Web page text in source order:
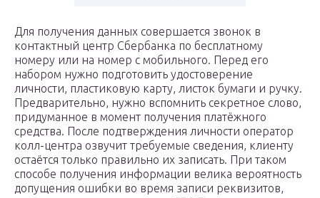
Для получения данных совершается звонок в
контактный центр Сбербанка по бесплатному
номеру или на номер с мобильного. Перед его
набором нужно подготовить удостоверение
личности, пластиковую карту, листок бумаги и ручку.
Предварительно, нужно вспомнить секретное слово,
придуманное в момент получения платёжного
средства. После подтверждения личности оператор
колл-центра озвучит требуемые сведения, клиенту
остаётся только правильно их записать. При таком
способе получения информации велика вероятность
допущения ошибки во время записи реквизитов,